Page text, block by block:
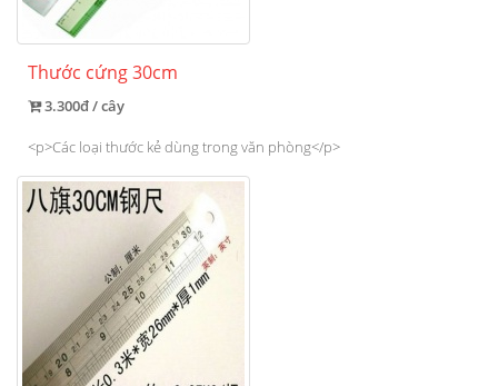
Thước cứng 30cm
3.300đ / cây
<p>Các loại thước kẻ dùng trong văn phòng</p>